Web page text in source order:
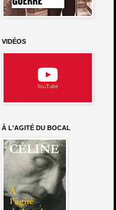
VIDÉOS
À L'AGITÉ DU BOCAL